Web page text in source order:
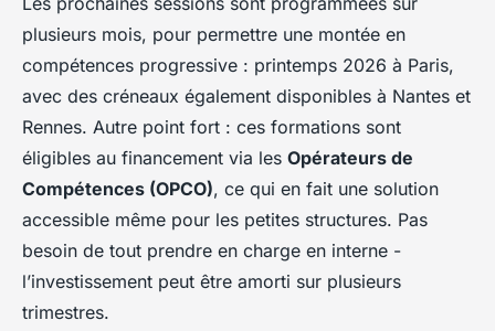
plusieurs mois, pour permettre une montée en
compétences progressive : printemps 2026 à Paris,
avec des créneaux également disponibles à Nantes et
Rennes. Autre point fort : ces formations sont
éligibles au financement via les Opérateurs de
Compétences (OPCO), ce qui en fait une solution
accessible même pour les petites structures. Pas
besoin de tout prendre en charge en interne -
l’investissement peut être amorti sur plusieurs
trimestres.